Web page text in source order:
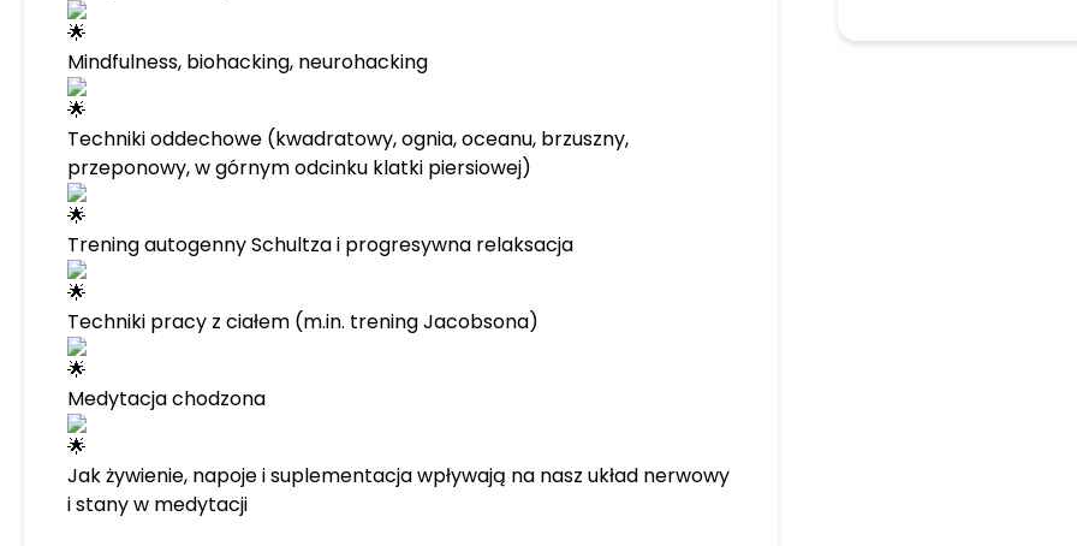
Mindfulness, biohacking, neurohacking
Techniki oddechowe (kwadratowy, ognia, oceanu, brzuszny,
przeponowy, w górnym odcinku klatki piersiowej)
Trening autogenny Schultza i progresywna relaksacja
Techniki pracy z ciałem (m.in. trening Jacobsona)
Medytacja chodzona
Jak żywienie, napoje i suplementacja wpływają na nasz układ nerwowy
i stany w medytacji